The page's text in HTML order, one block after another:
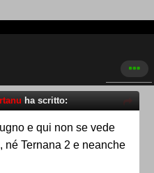
ha scritto:
e qui non se vede
né Ternana 2 e neanche